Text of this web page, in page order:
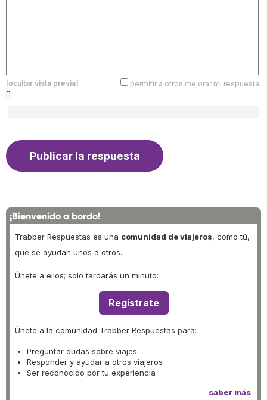
[ocultar vista previa]
permitir a otros mejorar mi respuesta:
[]
¡Bienvenido a bordo!
Trabber Respuestas es una comunidad de viajeros, como tú,
que se ayudan unos a otros.
Únete a ellos; solo tardarás un minuto:
Regístrate
Únete a la comunidad Trabber Respuestas para:
Preguntar dudas sobre viajes
Responder y ayudar a otros viajeros
Ser reconocido por tu experiencia
saber más